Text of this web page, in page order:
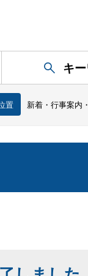
キ
置 新着・行事案内